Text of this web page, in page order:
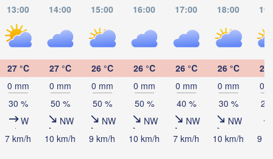
13:00 14:00 15:00 16:00 17:00 18:00
27 °C
0 mm
30 %
W
7 km/h
27 °C
0 mm
50 %
NW
10 km/h
26 °C
0 mm
50 %
NW
9 km/h
26 °C
0 mm
50 %
NW
10 km/h
26 °C
0 mm
40 %
NW
7 km/h
26 °C
0 mm
30 %
NW
10 km/h
25
0
20
9
Одеса
(Odesa)
Chișinău
Кривий Ріг
(Kryvyi Rih)
Кропивницький
Galați
Миколаїв
(Mykolaiv)
UKRAINE
MOLDOVA